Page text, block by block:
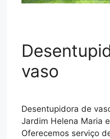
vaso
Desentupidora de
Jardim Helena Maria
Oferecemos serviço